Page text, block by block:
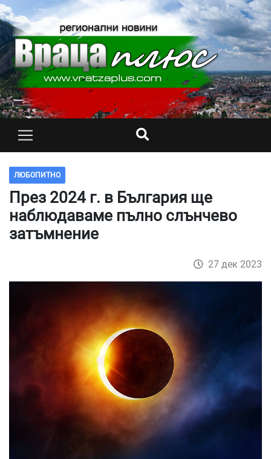
ЛЮБОПИТНО
През 2024 г. в България ще
наблюдаваме пълно слънчево
затъмнение
27 дек 2023